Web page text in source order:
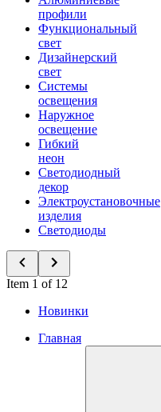
профили
Функциональный
свет
Дизайнерский
свет
Системы
освещения
Наружное
освещение
Гибкий
неон
Светодиодный
декор
Электроустановочные
изделия
Светодиоды
Item 1 of 12
Новинки
Главная